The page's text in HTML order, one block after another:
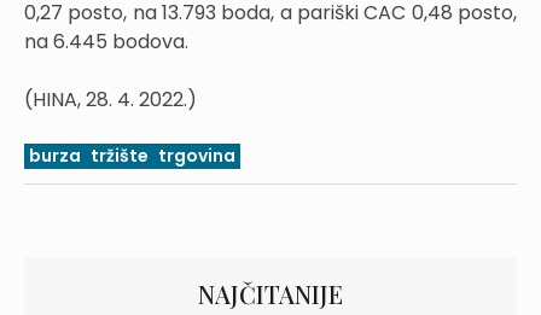
0,27 posto, na 13.793 boda, a pariški CAC 0,48 posto,
na 6.445 bodova.
(HINA, 28. 4. 2022.)
burza tržište trgovina
NAJČITANIJE